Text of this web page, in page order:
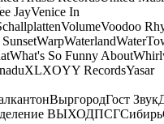
JayVenice In
VolumeVoodoo
WarpWaterland
What's So Funny About
XLXOYY RecordsYasar
ВыргородГост Звук
ВЫХОДПСГСибирь